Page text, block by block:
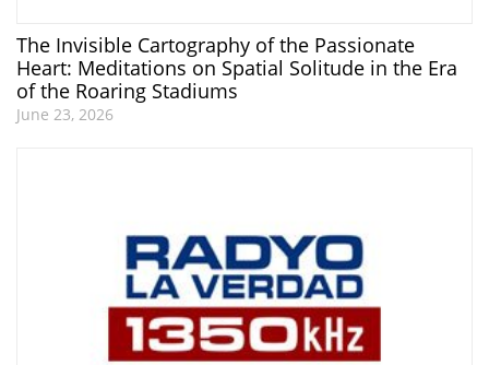
The Invisible Cartography of the Passionate
Heart: Meditations on Spatial Solitude in the Era
of the Roaring Stadiums
June 23, 2026